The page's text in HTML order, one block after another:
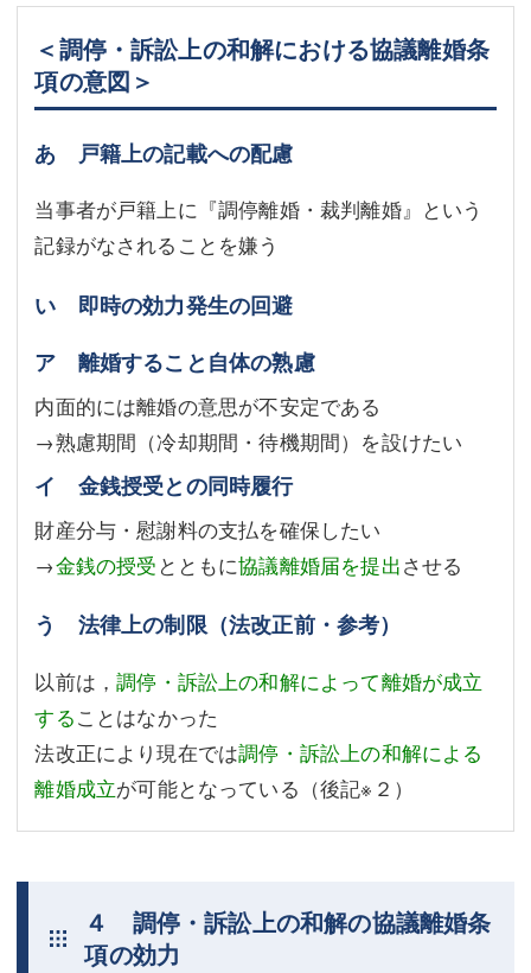
＜調停・訴訟上の和解における協議離婚条
項の意図＞
あ 戸籍上の記載への配慮
当事者が戸籍上に『調停離婚・裁判離婚』という
記録がなされることを嫌う
い 即時の効力発生の回避
ア 離婚すること自体の熟慮
内面的には離婚の意思が不安定である
→熟慮期間（冷却期間・待機期間）を設けたい
イ 金銭授受との同時履行
財産分与・慰謝料の支払を確保したい
→金銭の授受 とともに協議離婚届を提出させる
う 法律上の制限（法改正前・参考）
以前は，調停・訴訟上の和解によって離婚が成立
することはなかった
法改正により現在では調停・訴訟上の和解による
離婚成立が可能となっている（後記※２ ）
４ 調停・訴訟上の和解の協議離婚条
項の効力